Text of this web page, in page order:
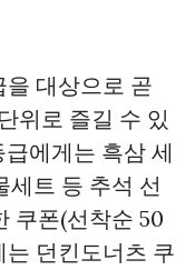
대상으로 곧
위로 즐길 수 있
에게는 흑삼 세
세트 등 추석 선
쿠폰(선착순 50
는 던킨도너츠 쿠